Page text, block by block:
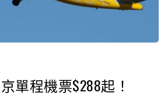
單程機票$288起！